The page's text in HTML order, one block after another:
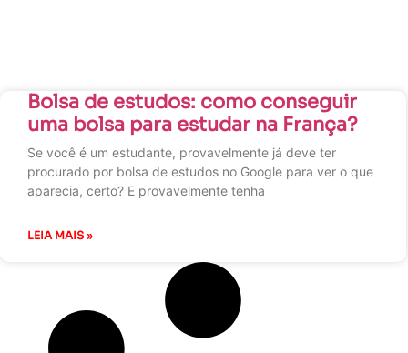
Bolsa de estudos: como conseguir
uma bolsa para estudar na França?
Se você é um estudante, provavelmente já deve ter
procurado por bolsa de estudos no Google para ver o que
aparecia, certo? E provavelmente tenha
LEIA MAIS »